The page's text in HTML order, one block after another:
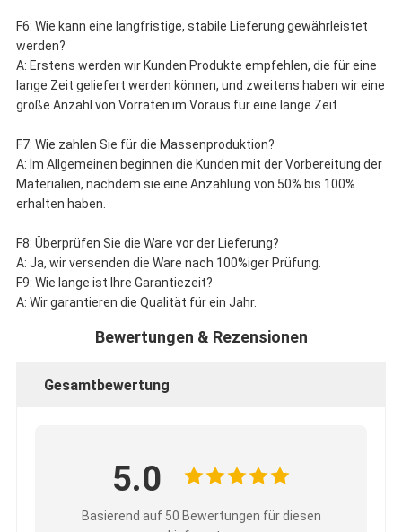
F6: Wie kann eine langfristige, stabile Lieferung gewährleistet
werden?
A: Erstens werden wir Kunden Produkte empfehlen, die für eine
lange Zeit geliefert werden können, und zweitens haben wir eine
große Anzahl von Vorräten im Voraus für eine lange Zeit.
F7: Wie zahlen Sie für die Massenproduktion?
A: Im Allgemeinen beginnen die Kunden mit der Vorbereitung der
Materialien, nachdem sie eine Anzahlung von 50% bis 100%
erhalten haben.
F8: Überprüfen Sie die Ware vor der Lieferung?
A: Ja, wir versenden die Ware nach 100%iger Prüfung.
F9: Wie lange ist Ihre Garantiezeit?
A: Wir garantieren die Qualität für ein Jahr.
Bewertungen & Rezensionen
Gesamtbewertung
5.0
Basierend auf 50 Bewertungen für diesen